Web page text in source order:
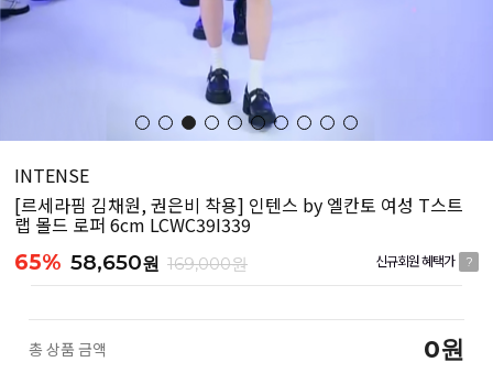
INTENSE
[르세라핌 김채원, 권은비 착용] 인텐스 by 엘칸토 여성 T스트
랩 몰드 로퍼 6cm LCWC39I339
65% 58,650원 169,000원 신규회원 혜택가 ?
총 상품 금액 0원